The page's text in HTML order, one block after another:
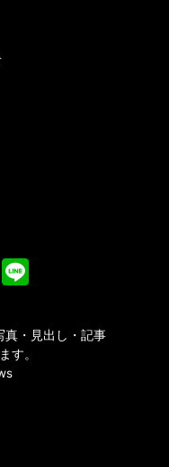
真・見出し・記事
す。